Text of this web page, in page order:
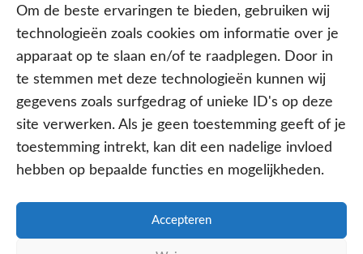
Om de beste ervaringen te bieden, gebruiken wij
technologieën zoals cookies om informatie over je
apparaat op te slaan en/of te raadplegen. Door in
te stemmen met deze technologieën kunnen wij
gegevens zoals surfgedrag of unieke ID's op deze
site verwerken. Als je geen toestemming geeft of je
toestemming intrekt, kan dit een nadelige invloed
hebben op bepaalde functies en mogelijkheden.
Accepteren
Aangesloten bij
PRIVACY- EN COOKIE POLICY